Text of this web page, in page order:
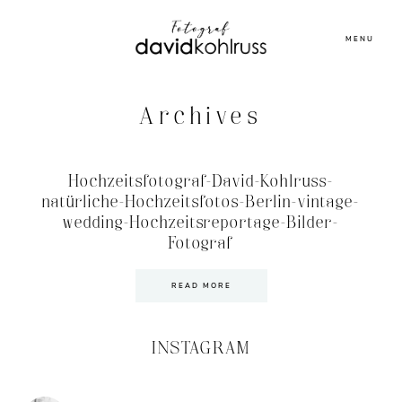
MENU
Archives
Hochzeitsfotograf-David-Kohlruss-
natürliche-Hochzeitsfotos-Berlin-vintage-
wedding-Hochzeitsreportage-Bilder-
Fotograf
READ MORE
INSTAGRAM